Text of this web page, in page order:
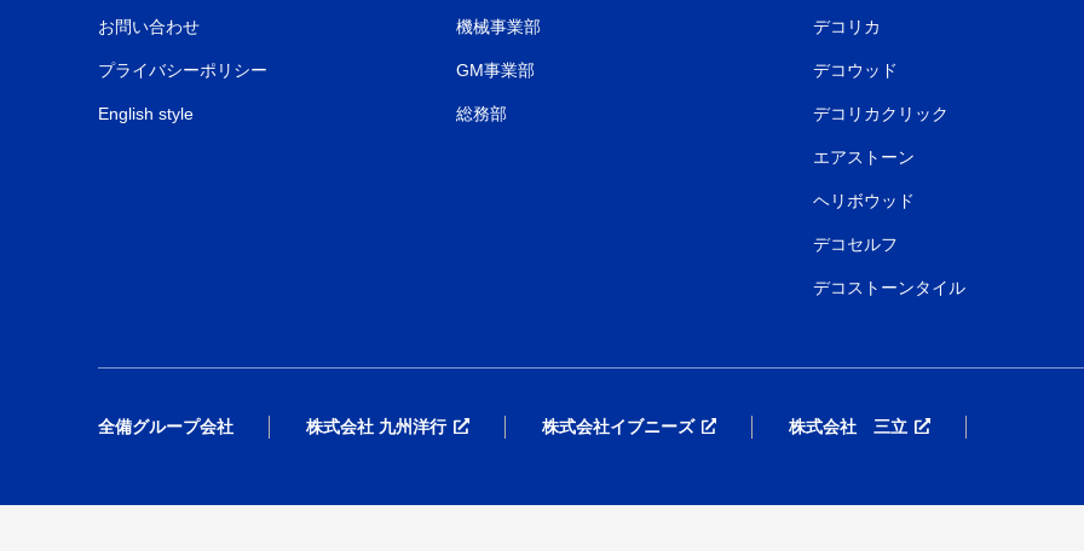
お問い合わせ
プライバシーポリシー
English style
機械事業部
GM事業部
総務部
デコリカ
デコウッド
デコリカクリック
エアストーン
ヘリボウッド
デコセルフ
デコストーンタイル
全備グループ会社 株式会社 九州洋行 株式会社イブニーズ 株式会社 三立